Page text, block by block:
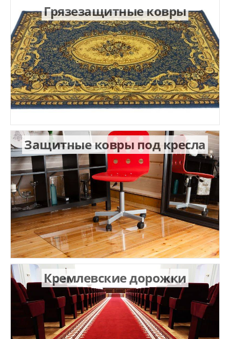
Грязезащитные ковры
Защитные ковры под кресла
Кремлевские дорожки